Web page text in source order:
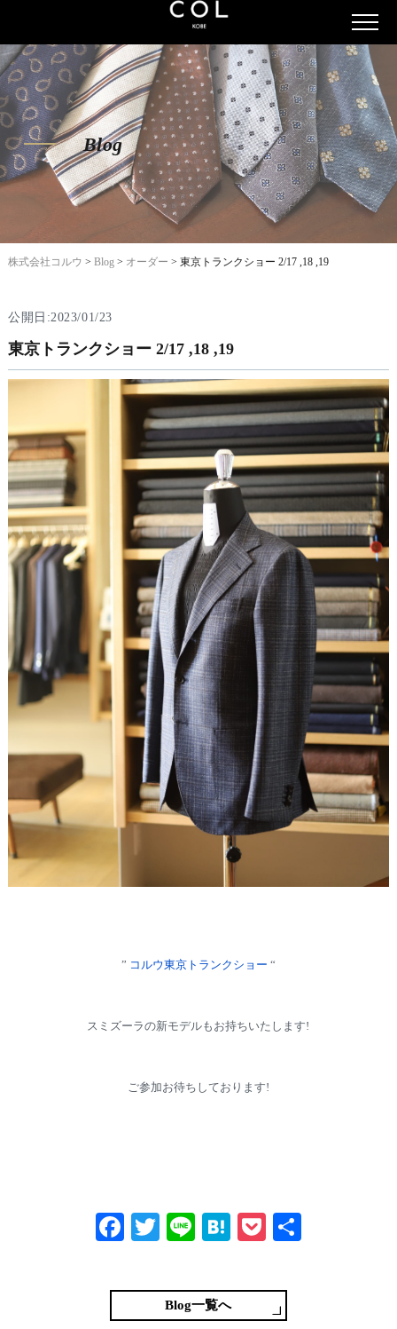
Blog
株式会社コルウ > Blog> オーダー > 東京トランクショー 2/17 ,18 ,19
公開日:2023/01/23
東京トランクショー 2/17 ,18 ,19
” コルウ東京トランクショー “
スミズーラの新モデルもお持ちいたします!
ご参加お待ちしております!
Fa
bo
ok
T
tte
r
Li
H
en
a
P
ke
t
Blog一覧へ